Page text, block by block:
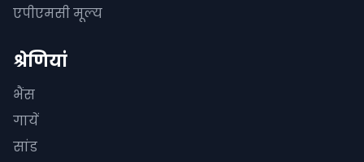
एपीएमसी मूल्य
श्रेणियां
भैंस
गायें
सांड